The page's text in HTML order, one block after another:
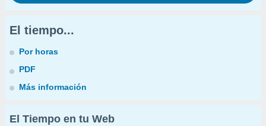
El tiempo...
Por horas
PDF
Más información
El Tiempo en tu Web